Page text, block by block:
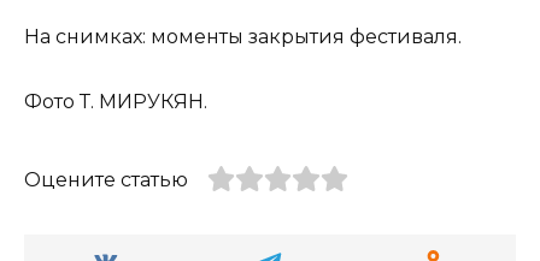
На снимках: моменты закрытия фестиваля.
Фото Т. МИРУКЯН.
Оцените статью